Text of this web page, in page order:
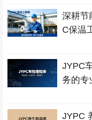
深耕
C保温
JYPC
务的专
JYPC